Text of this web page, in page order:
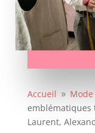
Accueil 9 Mode
emblématiques
Laurent,